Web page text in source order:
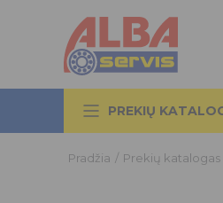
PREKIŲ
Pradžia / Prekių katalogas